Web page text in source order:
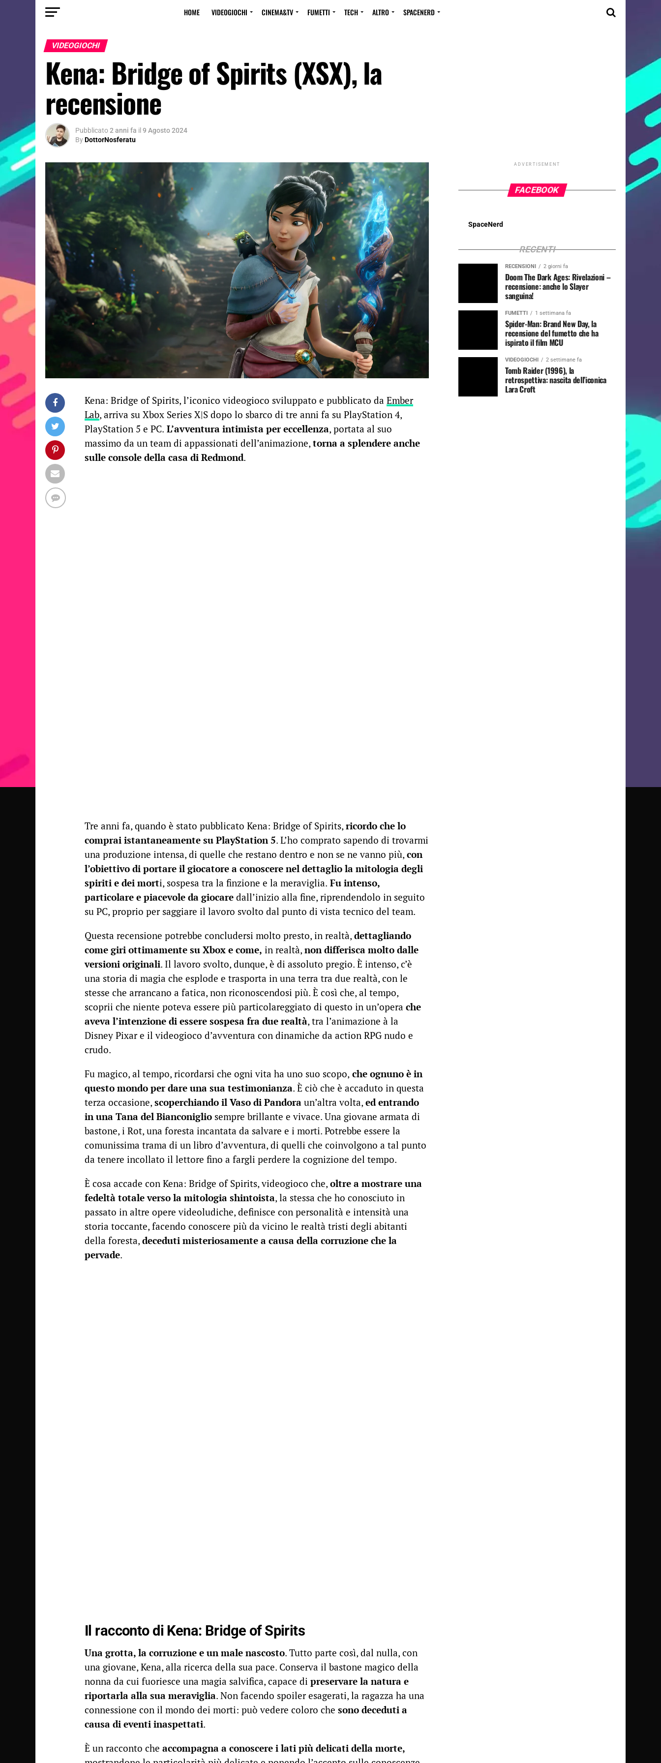
HOME VIDEOGIOCHI CINEMA&TV FUMETTI TECH ALTRO SPACENERD
VIDEOGIOCHI
Kena: Bridge of Spirits (XSX), la
recensione
Pubblicato2 anni fa il 9 Agosto 2024
ByDottorNosferatu
Kena: Bridge of Spirits, l’iconico videogioco sviluppato e pubblicato da Ember
Lab, arriva su Xbox Series X|S dopo lo sbarco di tre anni fa su PlayStation 4,
PlayStation 5 e PC. L’avventura intimista per eccellenza, portata al suo
massimo da un team di appassionati dell’animazione, torna a splendere anche
sulle console della casa di Redmond.
Tre anni fa, quando è stato pubblicato Kena: Bridge of Spirits, ricordo che lo
comprai istantaneamente su PlayStation 5. L’ho comprato sapendo di trovarmi
una produzione intensa, di quelle che restano dentro e non se ne vanno più, con
l’obiettivo di portare il giocatore a conoscere nel dettaglio la mitologia degli
spiriti e dei morti, sospesa tra la finzione e la meraviglia. Fu intenso,
particolare e piacevole da giocare dall’inizio alla fine, riprendendolo in seguito
su PC, proprio per saggiare il lavoro svolto dal punto di vista tecnico del team.
Questa recensione potrebbe concludersi molto presto, in realtà, dettagliando
come giri ottimamente su Xbox e come, in realtà, non differisca molto dalle
versioni originali. Il lavoro svolto, dunque, è di assoluto pregio. È intenso, c’è
una storia di magia che esplode e trasporta in una terra tra due realtà, con le
stesse che arrancano a fatica, non riconoscendosi più. È così che, al tempo,
scoprii che niente poteva essere più particolareggiato di questo in un’opera che
aveva l’intenzione di essere sospesa fra due realtà, tra l’animazione à la
Disney Pixar e il videogioco d’avventura con dinamiche da action RPG nudo e
crudo.
Fu magico, al tempo, ricordarsi che ogni vita ha uno suo scopo, che ognuno è in
questo mondo per dare una sua testimonianza. È ciò che è accaduto in questa
terza occasione, scoperchiando il Vaso di Pandora un’altra volta, ed entrando
in una Tana del Bianconiglio sempre brillante e vivace. Una giovane armata di
bastone, i Rot, una foresta incantata da salvare e i morti. Potrebbe essere la
comunissima trama di un libro d’avventura, di quelli che coinvolgono a tal punto
da tenere incollato il lettore fino a fargli perdere la cognizione del tempo.
È cosa accade con Kena: Bridge of Spirits, videogioco che, oltre a mostrare una
fedeltà totale verso la mitologia shintoista, la stessa che ho conosciuto in
passato in altre opere videoludiche, definisce con personalità e intensità una
storia toccante, facendo conoscere più da vicino le realtà tristi degli abitanti
della foresta, deceduti misteriosamente a causa della corruzione che la
pervade.
Il racconto di Kena: Bridge of Spirits
Una grotta, la corruzione e un male nascosto. Tutto parte così, dal nulla, con
una giovane, Kena, alla ricerca della sua pace. Conserva il bastone magico della
nonna da cui fuoriesce una magia salvifica, capace di preservare la natura e
riportarla alla sua meraviglia. Non facendo spoiler esagerati, la ragazza ha una
connessione con il mondo dei morti: può vedere coloro che sono deceduti a
causa di eventi inaspettati.
È un racconto che accompagna a conoscere i lati più delicati della morte,
ADVERTISEMENT
FACEBOOK
SpaceNerd
RECENTI
RECENSIONI 2 giorni fa
Doom The Dark Ages: Rivelazioni –
recensione: anche lo Slayer
sanguina!
FUMETTI 1 settimana fa
Spider-Man: Brand New Day, la
recensione del fumetto che ha
ispirato il film MCU
VIDEOGIOCHI 2 settimane fa
Tomb Raider (1996), la
retrospettiva: nascita dell’iconica
Lara Croft